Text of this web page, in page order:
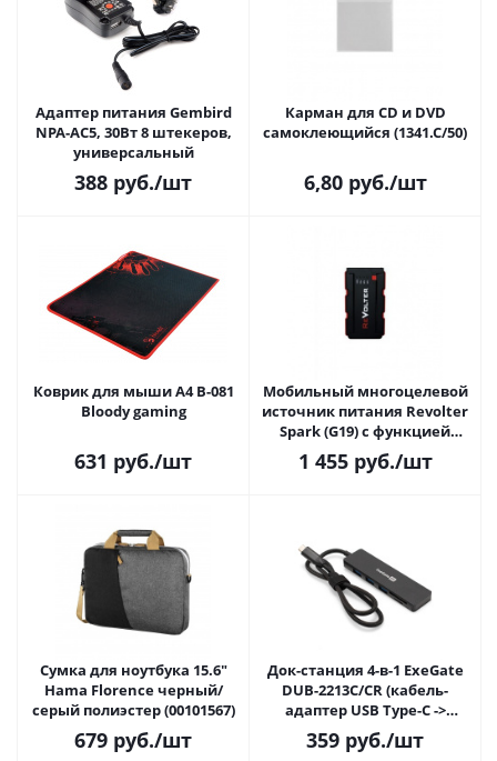
Адаптер питания Gembird
NPA-AC5, 30Вт 8 штекеров,
универсальный
388 руб./шт
Карман для CD и DVD
самоклеющийся (1341.С/50)
6,80руб./шт
Коврик для мыши A4 B-081
Bloody gaming
631 руб./шт
Мобильный многоцелевой
источник питания Revolter
Spark (G19) с функцией
стартера
1 455руб./шт
Сумка для ноутбука 15.6"
Hama Florence черный/
серый полиэстер (00101567)
679 руб./шт
Док-станция 4-в-1 ExeGate
DUB-2213C/CR (кабель-
адаптер USB Type-C ->
2xUSB2.0+ 1xUSB3.0+Card
Reader, Plug&Play, корпус
359 руб./шт